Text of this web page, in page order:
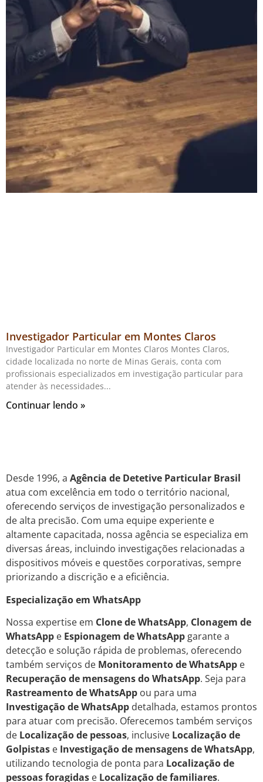
Investigador Particular em Montes Claros
Investigador Particular em Montes Claros Montes Claros,
cidade localizada no norte de Minas Gerais, conta com
profissionais especializados em investigação particular para
atender às necessidades
Continuar lendo »
Desde 1996, a Agência de Detetive Particular Brasil
atua com excelência em todo o território nacional,
oferecendo serviços de investigação personalizados e
de alta precisão. Com uma equipe experiente e
altamente capacitada, nossa agência se especializa em
diversas áreas, incluindo investigações relacionadas a
dispositivos móveis e questões corporativas, sempre
priorizando a discrição e a eficiência.
Especialização em WhatsApp
Nossa expertise em Clone de WhatsApp, Clonagem de
WhatsApp e Espionagem de WhatsApp garante a
detecção e solução rápida de problemas, oferecendo
também serviços de Monitoramento de WhatsApp e
Recuperação de mensagens do WhatsApp. Seja para
Rastreamento de WhatsApp ou para uma
Investigação de WhatsApp detalhada, estamos prontos
para atuar com precisão. Oferecemos também serviços
de Localização de pessoas, inclusive Localização de
Golpistas e Investigação de mensagens de WhatsApp,
utilizando tecnologia de ponta para Localização de
pessoas foragidas e Localização de familiares.